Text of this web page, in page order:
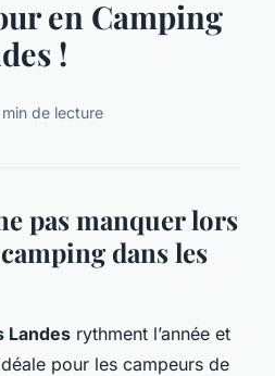
en Camping
!
de lecture
pas manquer lors
dans les
Landes rythment l’année et
pour les campeurs de